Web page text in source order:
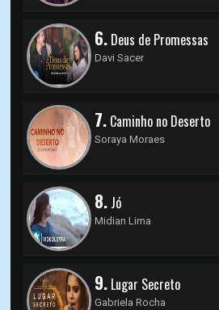
6. Deus de Promessas
Davi Sacer
7. Caminho no Deserto
Soraya Moraes
8. Jó
Midian Lima
9. Lugar Secreto
Gabriela Rocha